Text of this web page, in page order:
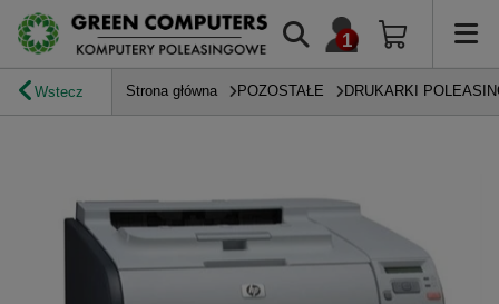
Wstecz Strona główna POZOSTAŁE DRUKARKI